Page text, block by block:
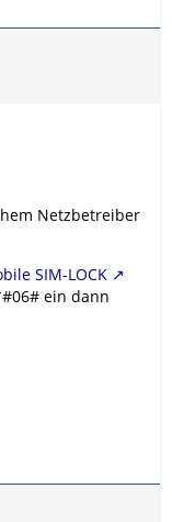
Netzbetreiber
SIM-LOCK
ein dann